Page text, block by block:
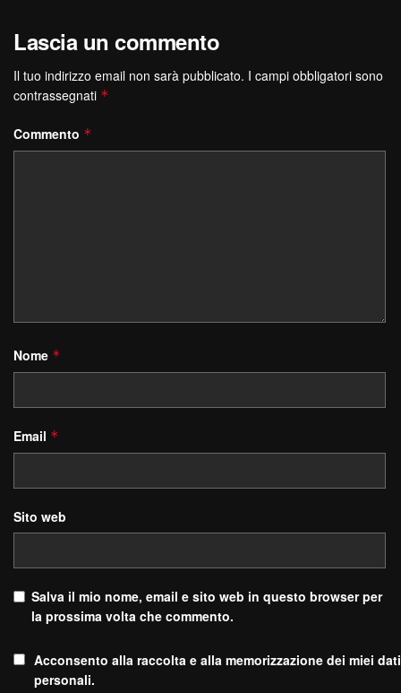
Lascia un commento
Il tuo indirizzo email non sarà pubblicato. I campi obbligatori sono
contrassegnati *
Commento *
Nome *
Email *
Sito web
Salva il mio nome, email e sito web in questo browser per
la prossima volta che commento.
Acconsento alla raccolta e alla memorizzazione dei miei dati
personali.